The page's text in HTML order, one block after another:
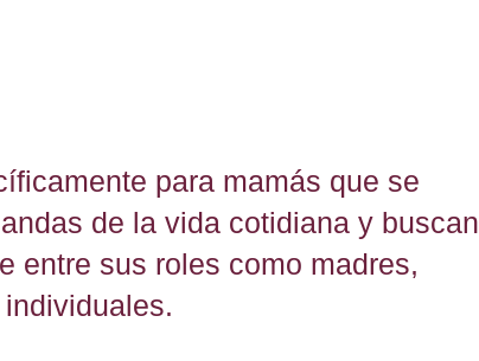
para mamás que se
de la vida cotidiana y buscan
entre sus roles como madres,